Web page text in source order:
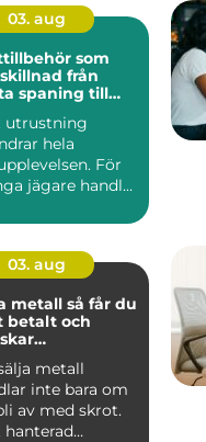
03. aug
som
från
spaning till
utrustning
hela
För
jägare handlar
pr...
03. aug
så får du
betalt och
metall
inte bara om
av med skrot.
hanterad